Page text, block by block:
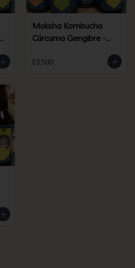
Moksha Kombucha
Cúrcuma Gengibre -
$3.500